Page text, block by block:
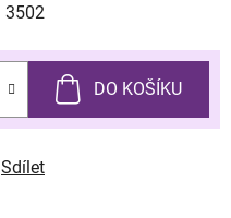
3502
DO KOŠÍKU
Sdílet